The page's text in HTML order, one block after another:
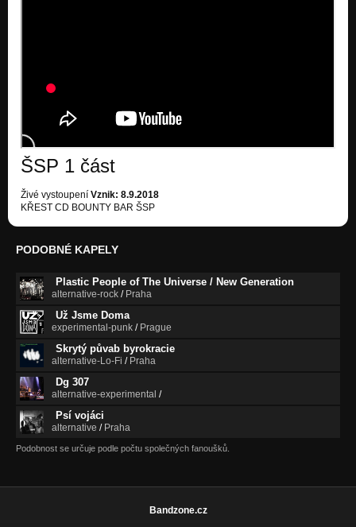
TO NEJSEM JÁ
Nezařazeno
Nezařazeno
SLOVO
fistule
ŠPINAVÉ SPODNÍ PRÁDLO - RÁNY NA BUBEN
333
JELEN
ŠPINAVÉ SPODNÍ PRÁDLO - RÁNY NA BUBEN
ŽIVÝ-MRTVÝ
ŠPINAVÉ SPODNÍ PRÁDLO - RÁNY NA BUBEN
jakjak
ŠPINAVÉ SPODNÍ PRÁDLO - RÁNY NA BUBEN
BUŇKA
ŠSP 1 část
Živé vystoupení Vznik: 8.9.2018
KŘEST CD BOUNTY BAR ŠSP
PODOBNÉ KAPELY
Plastic People of The Universe / New Generation
alternative-rock / Praha
Už Jsme Doma
experimental-punk / Prague
Skrytý půvab byrokracie
alternative-Lo-Fi / Praha
Dg 307
alternative-experimental /
Psí vojáci
alternative / Praha
Podobnost se určuje podle počtu společných fanoušků.
Bandzone.cz